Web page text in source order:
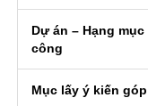
Dự án – Hạng
công
Mục lấy ý kiến